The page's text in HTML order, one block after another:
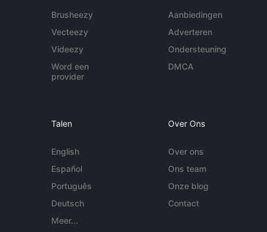
Brusheezy
Vecteezy
Videezy
Word een
provider
Aanbiedingen
Adverteren
Ondersteuning
DMCA
Talen
English
Español
Português
Deutsch
Meer...
Over Ons
Over ons
Ons team
Onze blog
Contact